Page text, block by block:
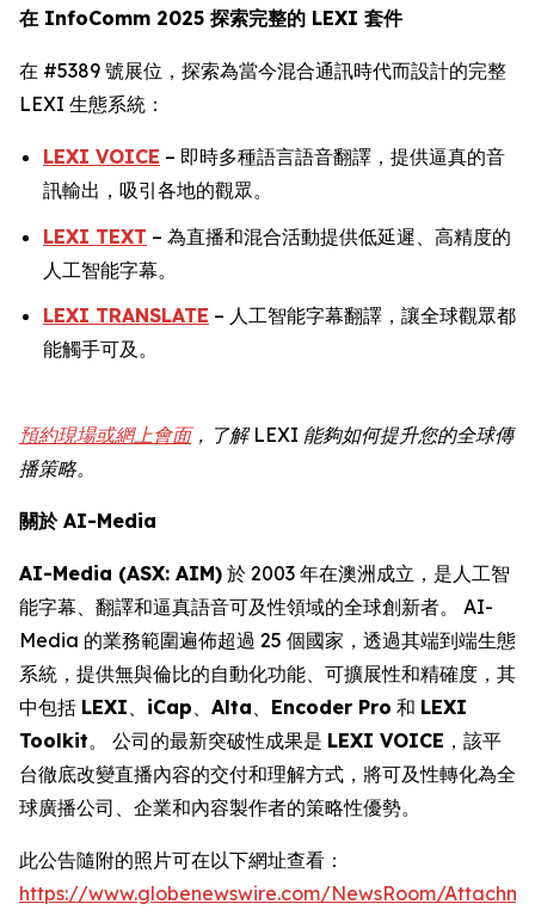
在 InfoComm 2025 探索完整的 LEXI 套件
在 #5389 號展位，探索為當今混合通訊時代而設計的完整
LEXI 生態系統：
LEXI VOICE – 即時多種語言語音翻譯，提供逼真的音
訊輸出，吸引各地的觀眾。
LEXI TEXT – 為直播和混合活動提供低延遲、高精度的
人工智能字幕。
LEXI TRANSLATE – 人工智能字幕翻譯，讓全球觀眾都
能觸手可及。
預約現場或網上會面，了解 LEXI 能夠如何提升您的全球傳
播策略。
關於 AI-Media
AI-Media (ASX: AIM) 於 2003 年在澳洲成立，是人工智
能字幕、翻譯和逼真語音可及性領域的全球創新者。 AI-
Media 的業務範圍遍佈超過 25 個國家，透過其端到端生態
系統，提供無與倫比的自動化功能、可擴展性和精確度，其
中包括 LEXI、 iCap、 Alta、 Encoder Pro 和 LEXI
Toolkit。 公司的最新突破性成果是 LEXI VOICE ，該平
台徹底改變直播內容的交付和理解方式，將可及性轉化為全
球廣播公司、企業和內容製作者的策略性優勢。
此公告隨附的照片可在以下網址查看：
https://www.globenewswire.com/NewsRoom/